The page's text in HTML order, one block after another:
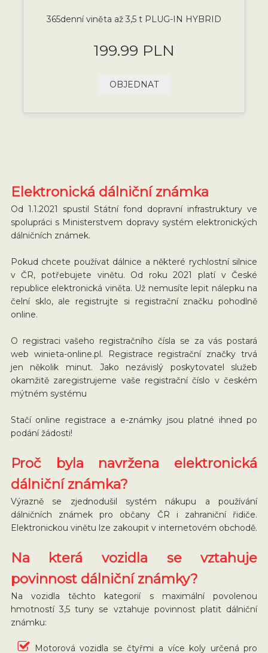
365denní viněta až 3,5 t PLUG-IN HYBRID
199.99 PLN
OBJEDNAT
Elektronická dálniční známka
Od 1.1.2021 spustil Státní fond dopravní infrastruktury ve
spolupráci s Ministerstvem dopravy systém elektronických
dálničních známek.
Pokud chcete používat dálnice a některé rychlostní silnice
v ČR, potřebujete vinětu. Od roku 2021 platí v České
republice elektronická viněta. Už nemusíte lepit nálepku na
čelní sklo, ale registrujte si registrační značku pohodlně
online.
O registraci vašeho registračního čísla se za vás postará
web winieta-online.pl. Registrace registrační značky trvá
jen několik minut. Jako nezávislý poskytovatel služeb
okamžitě zaregistrujeme vaše registrační číslo v českém
mýtném systému
Stačí online registrace a e-známky jsou platné ihned po
podání žádosti!
Proč byla navržena elektronická
dálniční známka?
Výrazně se zjednodušil systém nákupu a používání
dálničních známek pro občany ČR i zahraniční řidiče.
Elektronickou vinětu lze zakoupit v internetovém obchodě.
Na která vozidla se vztahuje
povinnost dálniční známky?
Na vozidla těchto kategorií s maximální povolenou
hmotností 3,5 tuny se vztahuje povinnost platit dálniční
známku:
Motorová vozidla se čtyřmi a více koly určená pro